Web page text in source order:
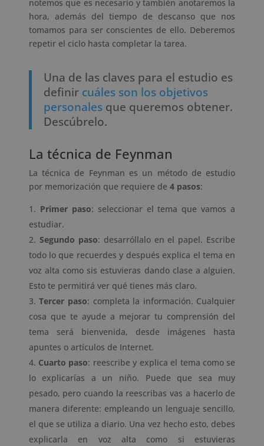
notemos que es necesario y también anotaremos la
hora, además del tiempo de descanso que nos
tomamos para ser conscientes de ello. Deberemos
repetir el ciclo hasta completar la tarea.
Una de las claves para el estudio es
definir cuáles son los objetivos
personalesque queremos obtener.
Descúbrelo.
La técnica de Feynman
La técnica de Feynman es un método de estudio
por memorización que requiere de 4 pasos:
Primer paso: seleccionar el tema que vamos a
estudiar.
Segundo paso: desarróllalo en el papel. Escribe
todo lo que recuerdes y después explica el tema en
voz alta como sis estuvieras dando clase a alguien.
Esto te permitirá ver qué tienes más claro.
Tercer paso: completa la información. Cualquier
cosa que te ayude a mejorar tu comprensión del
tema será bienvenida, desde imágenes hasta
apuntes o artículos de Internet.
Cuarto paso: reescribe y explica el tema como se
lo explicarías a un niño. Puede que sea muy
pesado, pero cuando la reescribas vas a hacerlo de
manera diferente: empleando un lenguaje sencillo,
el que se utiliza a diario. Una vez hecho esto, debes
explicarla en voz alta como si estuvieras